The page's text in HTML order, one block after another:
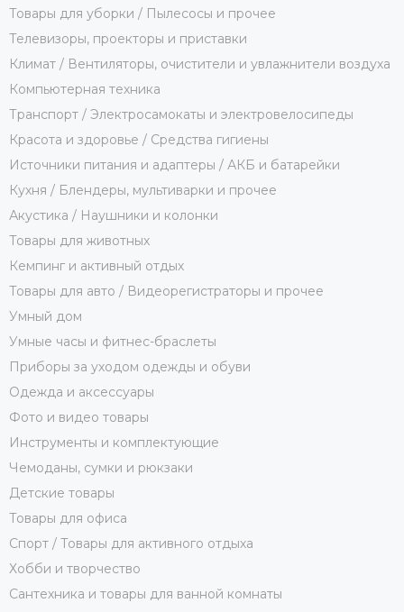
Товары для уборки / Пылесосы и прочее
Телевизоры, проекторы и приставки
Климат / Вентиляторы, очистители и увлажнители воздуха
Компьютерная техника
Транспорт / Электросамокаты и электровелосипеды
Красота и здоровье / Средства гигиены
Источники питания и адаптеры / АКБ и батарейки
Кухня / Блендеры, мультиварки и прочее
Акустика / Наушники и колонки
Товары для животных
Кемпинг и активный отдых
Товары для авто / Видеорегистраторы и прочее
Умный дом
Умные часы и фитнес-браслеты
Приборы за уходом одежды и обуви
Одежда и аксессуары
Фото и видео товары
Инструменты и комплектующие
Чемоданы, сумки и рюкзаки
Детские товары
Товары для офиса
Спорт / Товары для активного отдыха
Хобби и творчество
Сантехника и товары для ванной комнаты